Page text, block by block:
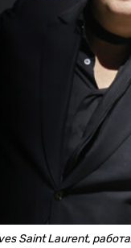
Saint Laurent,